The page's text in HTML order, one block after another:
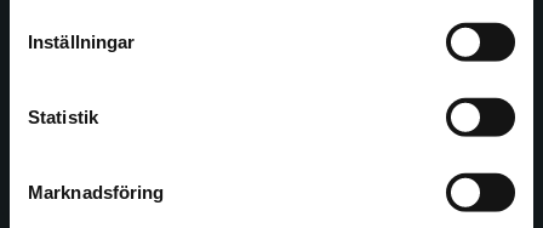
Inställningar
Statistik
Marknadsföring
Kontakta oss
Postadress:
221 00 Lund